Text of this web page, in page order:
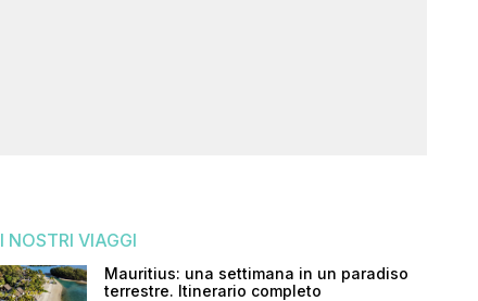
I NOSTRI VIAGGI
Mauritius: una settimana in un paradiso
terrestre. Itinerario completo